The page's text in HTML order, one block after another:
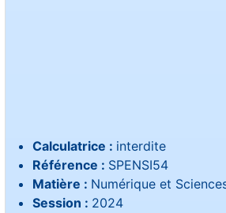
Calculatrice : interdite
Référence : SPENSI54
Matière : Numérique et
Session : 2024